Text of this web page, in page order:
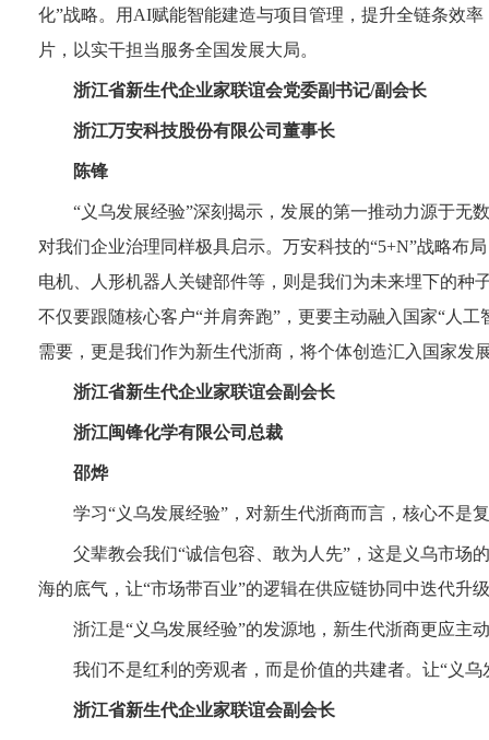
化”战略。用AI赋能智能建造与项目管理，提升全链条效
片，以实干担当服务全国发展大局。
浙江省新生代企业家联谊会党委副书记/副会长
浙江万安科技股份有限公司董事长
陈锋
“义乌发展经验”深刻揭示，发展的第一推动力源于无
对我们企业治理同样极具启示。万安科技的“5+N”战略布
电机、人形机器人关键部件等，则是我们为未来埋下的
不仅要跟随核心客户“并肩奔跑”，更要主动融入国家“人
需要，更是我们作为新生代浙商，将个体创造汇入国家发
浙江省新生代企业家联谊会副会长
浙江闽锋化学有限公司总裁
邵烨
学习“义乌发展经验”，对新生代浙商而言，核心不是
父辈教会我们“诚信包容、敢为人先”，这是义乌市
海的底气，让“市场带百业”的逻辑在供应链协同中迭代升
浙江是“义乌发展经验”的发源地，新生代浙商更应主
我们不是红利的旁观者，而是价值的共建者。让“义
浙江省新生代企业家联谊会副会长